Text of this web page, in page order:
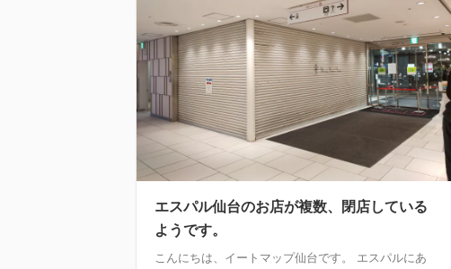
エスパル仙台のお店が複数、閉店している
ようです。
こんにちは、イートマップ仙台です。 エスパルにあ